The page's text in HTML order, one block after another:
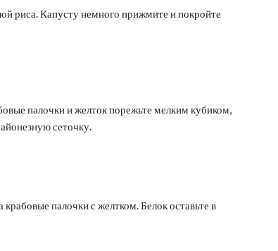
риса. Капусту немного прижмите и покройте
палочки и желток порежьте мелким кубиком,
сеточку.
палочки с желтком. Белок оставьте в